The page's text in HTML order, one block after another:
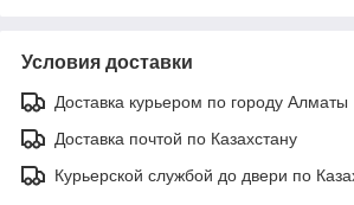
Условия доставки
Доставка курьером по городу Алматы
Доставка почтой по Казахстану
Курьерской службой до двери по